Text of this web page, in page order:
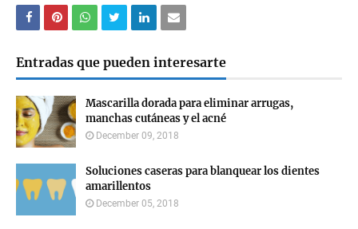
Entradas que pueden interesarte
Mascarilla dorada para eliminar arrugas,
manchas cutáneas y el acné
December 09, 2018
Soluciones caseras para blanquear los dientes
amarillentos
December 05, 2018